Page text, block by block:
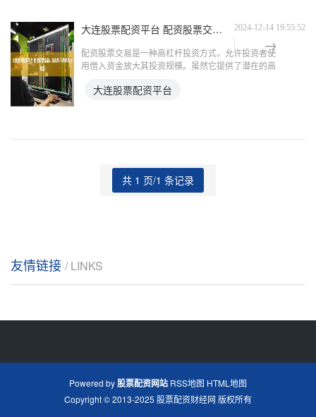
大连股票配资平台 配资股票交易：高杠杆下的风险与收益 2024-12-14 19:55:52
配资股票交易是一种高杠杆投资方式，允许投资者使
用借入资金放大其投资规模。虽然它提供了潜在的高
收益：**杠杆可以放大投资者的收益，即使是微小的
大连股票配资平台
共 1 页/1 条记录
友情链接 / LINKS
Powered by股票配资网站 RSS地图 HTML地图
Copyright© 2013-2025 股票配资财经网 版权所有